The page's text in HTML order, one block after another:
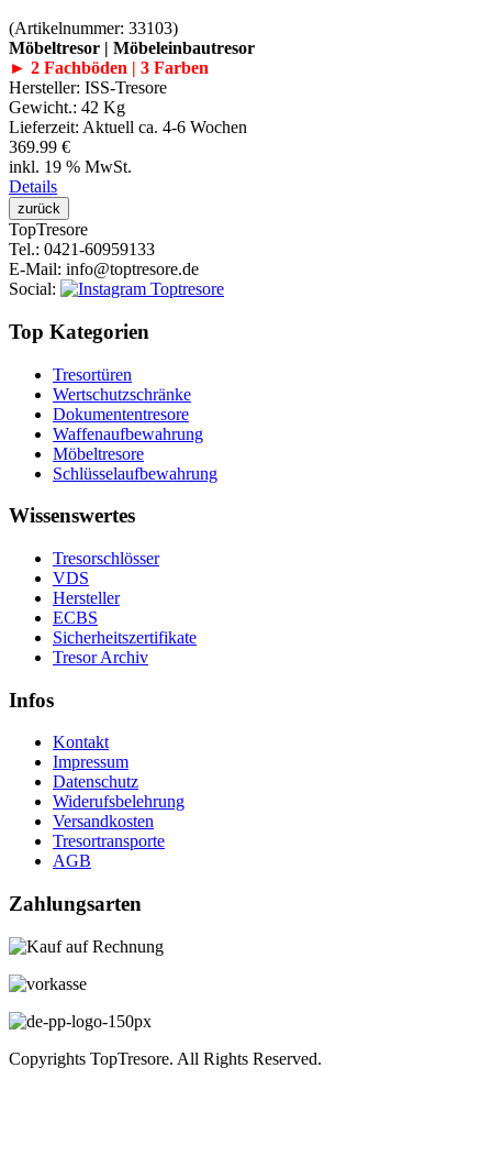
(Artikelnummer: 33103)
Möbeltresor | Möbeleinbautresor
► 2 Fachböden | 3 Farben
Hersteller: ISS-Tresore
Gewicht.: 42 Kg
Lieferzeit: Aktuell ca. 4-6 Wochen
369.99 €
inkl. 19 % MwSt.
Details
TopTresore
Tel.: 0421-60959133
E-Mail: info@toptresore.de
Social:
Top Kategorien
Tresortüren
Wertschutzschränke
Dokumententresore
Waffenaufbewahrung
Möbeltresore
Schlüsselaufbewahrung
Wissenswertes
Tresorschlösser
VDS
Hersteller
ECBS
Sicherheitszertifikate
Tresor Archiv
Infos
Kontakt
Impressum
Datenschutz
Widerufsbelehrung
Versandkosten
Tresortransporte
AGB
Zahlungsarten
Copyrights TopTresore. All Rights Reserved.